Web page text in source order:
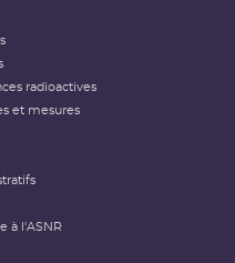
radioactives
et mesures
à l'ASNR